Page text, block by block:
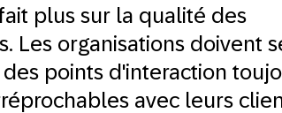
plus sur la qualité des
Les organisations doivent
points d'interaction
avec leurs